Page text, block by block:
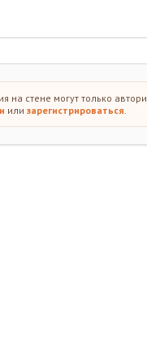
на стене могут только
или зарегистрироваться.